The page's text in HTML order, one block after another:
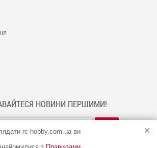
rc-hobby.com.ua ви
НОВИНИ ПЕРШИМИ!